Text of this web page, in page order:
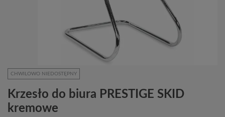
CHWILOWO NIEDOSTĘPNY
Krzesło do biura PRESTIGE SKID
kremowe